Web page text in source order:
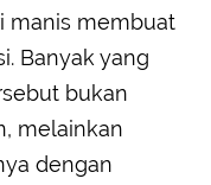
manis membuat
Banyak yang
bukan
melainkan
dengan